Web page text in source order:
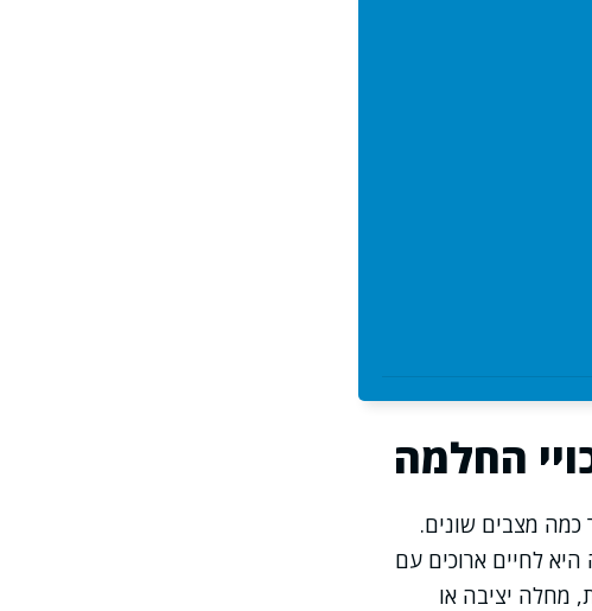
החלמה
מצבים שונים.
לחיים ארוכים עם
מחלה יציבה או